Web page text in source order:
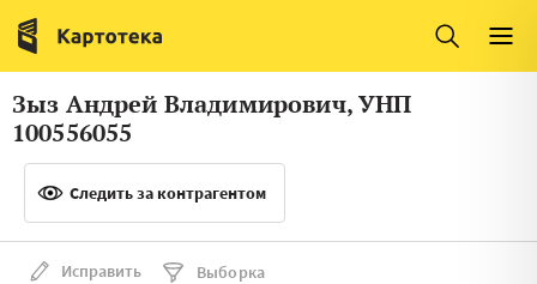
Италия
Люксембург
Литва
Латвия
Словения
Франция
Зыз Андрей Владимирович, УНП
100556055
Следить за контрагентом
Исправить
Выборка